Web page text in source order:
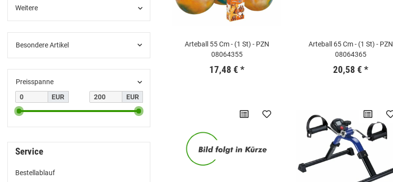
Arteball 55 Cm - (1 St) - PZN
08064355
17,48 € *
Arteball 65 Cm - (1 St) - PZN
08064365
20,58 € *
Weitere
Besondere Artikel
Preisspanne
EUR
EUR
Service
Bestellablauf